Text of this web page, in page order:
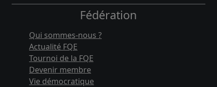
Fédération
Qui sommes-nous ?
Actualité FQE
Tournoi de la FQE
Devenir membre
Vie démocratique